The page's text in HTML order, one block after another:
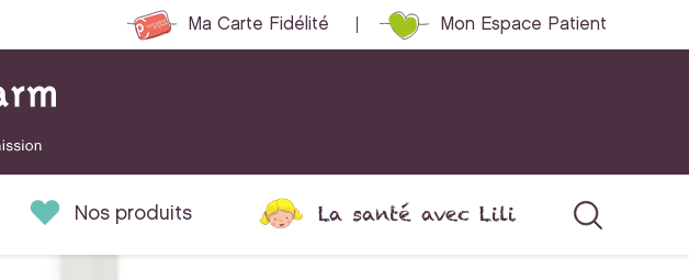
Ma Carte Fidélité Mon Espace Patient
Nos produits La santé avec Lili